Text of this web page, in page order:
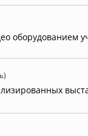
оборудованием